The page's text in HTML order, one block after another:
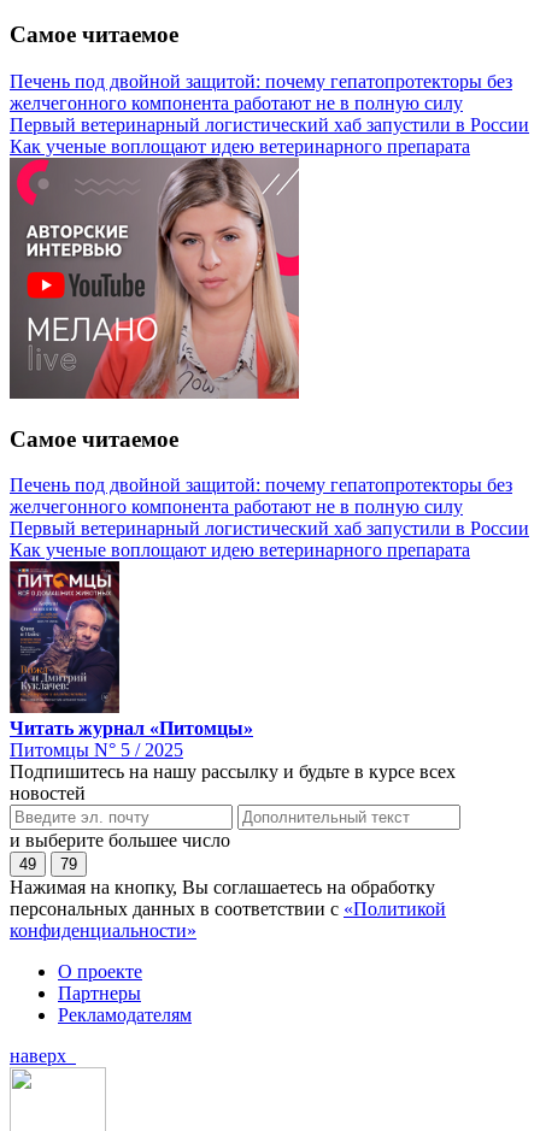
Самое читаемое
Печень под двойной защитой: почему гепатопротекторы без
желчегонного компонента работают не в полную силу
Первый ветеринарный логистический хаб запустили в России
Как ученые воплощают идею ветеринарного препарата
Самое читаемое
Печень под двойной защитой: почему гепатопротекторы без
желчегонного компонента работают не в полную силу
Первый ветеринарный логистический хаб запустили в России
Как ученые воплощают идею ветеринарного препарата
Читать журнал «Питомцы»
Питомцы N° 5 / 2025
Подпишитесь на нашу рассылку и будьте в курсе всех
новостей
и выберите большее число
49 79
Нажимая на кнопку, Вы соглашаетесь на обработку
персональных данных в соответствии с «Политикой
конфиденциальности»
О проекте
Партнеры
Рекламодателям
наверх